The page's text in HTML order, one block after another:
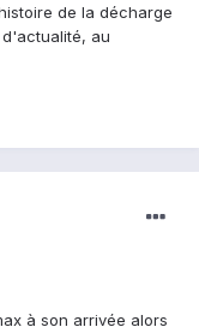
de la décharge
au
à son arrivée alors